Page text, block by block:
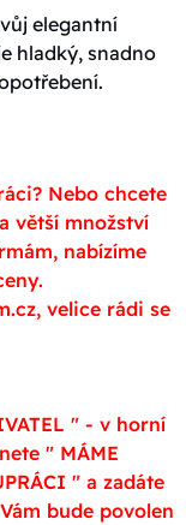
elegantní
hladký, snadno
Nebo chcete
větší množství
nabízíme
velice rádi se
" - v horní
" MÁME
" a zadáte
bude povolen